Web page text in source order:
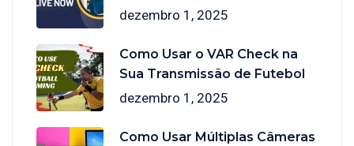
dezembro 1, 2025
Como Usar o VAR Check na
Sua Transmissão de Futebol
dezembro 1, 2025
Como Usar Múltiplas Câmeras